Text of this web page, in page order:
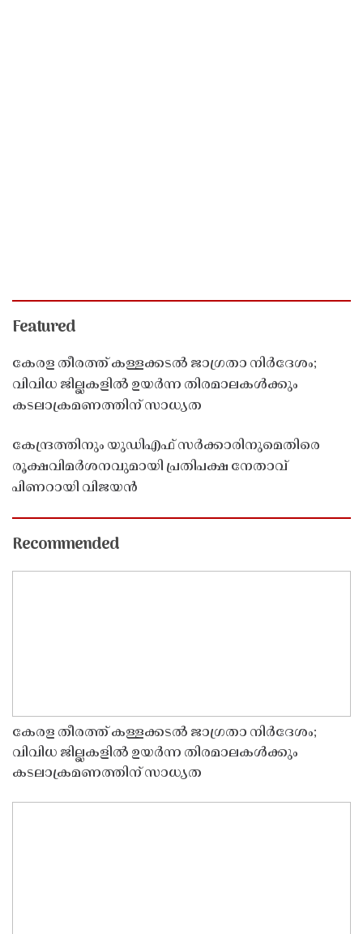
Featured
കേരള തീരത്ത് കള്ളക്കടൽ ജാഗ്രതാ നിർദേശം;
വിവിധ ജില്ലകളിൽ ഉയർന്ന തിരമാലകൾക്കും
കടലാക്രമണത്തിന് സാധ്യത
കേന്ദ്രത്തിനും യുഡിഎഫ് സർക്കാരിനുമെതിരെ
രൂക്ഷവിമർശനവുമായി പ്രതിപക്ഷ നേതാവ്
പിണറായി വിജയൻ
Recommended
കേരള തീരത്ത് കള്ളക്കടൽ ജാഗ്രതാ നിർദേശം;
വിവിധ ജില്ലകളിൽ ഉയർന്ന തിരമാലകൾക്കും
കടലാക്രമണത്തിന് സാധ്യത